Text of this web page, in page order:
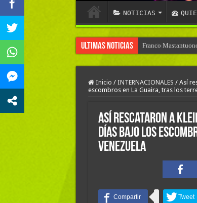
NOTICIAS
Ultimas Noticias Franco
Inicio / INTERNACIONALES / Así
escombros en La Guaira, tras los
Así rescataron a
días bajo los
Venezuela